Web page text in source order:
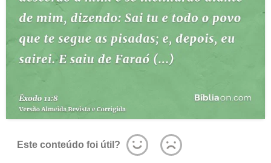
Este conteúdo foi útil?